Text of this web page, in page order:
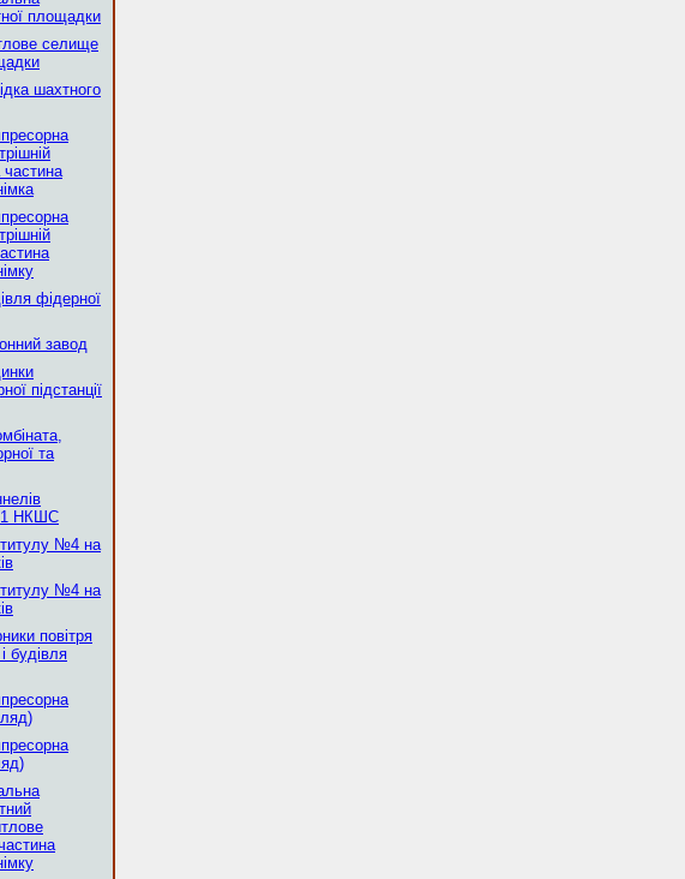
площадки
селище
шахтного
фідерної
завод
підстанції
та
НКШС
№4 на
№4 на
повітря
будівля